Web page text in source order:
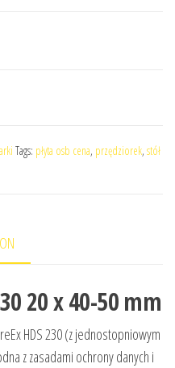
Tags: płyta osb cena, przędziorek, stół
20 x 40-50 mm
HDS 230 (z jednostopniowym
z zasadami ochrony danych i